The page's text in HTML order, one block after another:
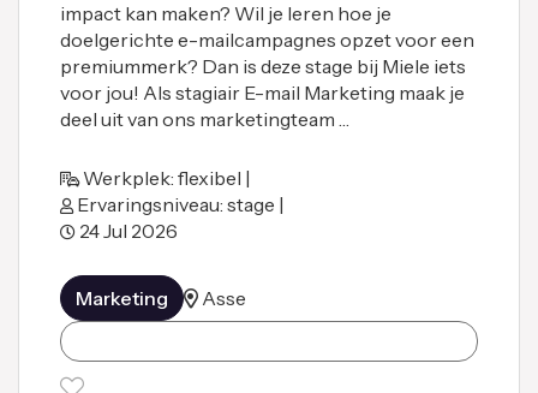
impact kan maken? Wil je leren hoe je
doelgerichte e-mailcampagnes opzet voor een
premiummerk? Dan is deze stage bij Miele iets
voor jou! Als stagiair E-mail Marketing maak je
deel uit van ons marketingteam …
Werkplek: flexibel |
Ervaringsniveau: stage |
24 Jul 2026
Marketing Asse